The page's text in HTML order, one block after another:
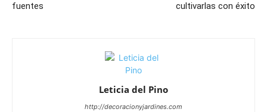
fuentes
cultivarlas con éxito
Leticia del Pino
http://decoracionyjardines.com